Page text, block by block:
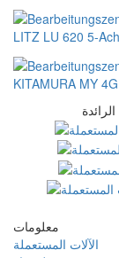
LITZ LU 620 5-
KITAMURA MY
معلومات
الآلات المستعملة